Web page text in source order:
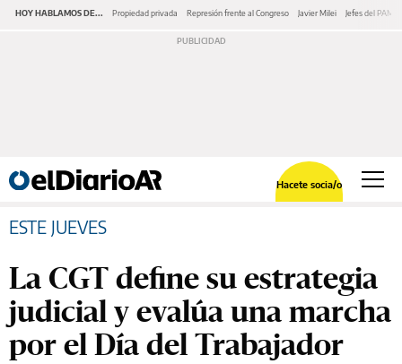
HOY HABLAMOS DE... Propiedad privada Represión frente al Congreso Javier Milei Jefes del PAMI
Hacete socia/o
ESTE JUEVES
La CGT define su estrategia
judicial y evalúa una marcha
por el Día del Trabajador